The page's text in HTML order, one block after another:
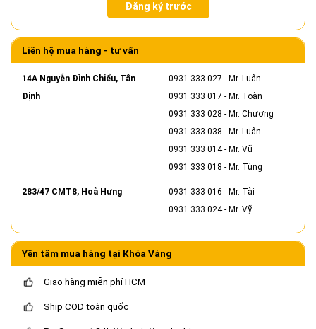
Đăng ký trước
Liên hệ mua hàng - tư vấn
14A Nguyễn Đình Chiểu, Tân
Định
0931 333 027 - Mr. Luân
0931 333 017 - Mr. Toàn
0931 333 028 - Mr. Chương
0931 333 038 - Mr. Luân
0931 333 014- Mr. Vũ
0931 333 018 - Mr. Tùng
283/47 CMT8, Hoà Hưng 0931 333 016 - Mr. Tài
0931 333 024- Mr. Vỹ
Yên tâm mua hàng tại Khóa Vàng
Giao hàng miễn phí HCM
Ship COD toàn quốc